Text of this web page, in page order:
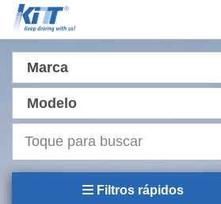
Marca
Modelo
Filtros rápidos